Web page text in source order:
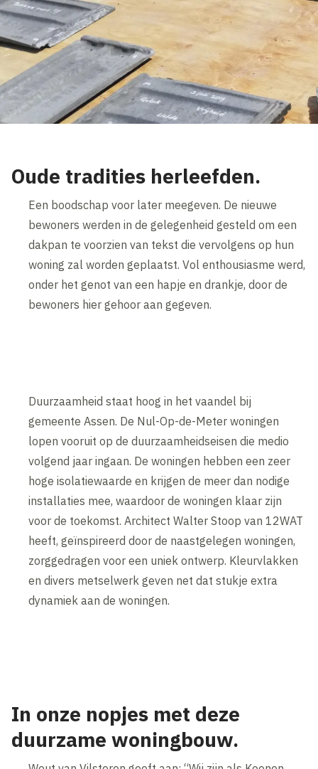
Oude tradities herleefden.
Een boodschap voor later meegeven. De nieuwe
bewoners werden in de gelegenheid gesteld om een
dakpan te voorzien van tekst die vervolgens op hun
woning zal worden geplaatst. Vol enthousiasme werd,
onder het genot van een hapje en drankje, door de
bewoners hier gehoor aan gegeven.
Duurzaamheid staat hoog in het vaandel bij
gemeente Assen. De Nul-Op-de-Meter woningen
lopen vooruit op de duurzaamheidseisen die medio
volgend jaar ingaan. De woningen hebben een zeer
hoge isolatiewaarde en krijgen de meer dan nodige
installaties mee, waardoor de woningen klaar zijn
voor de toekomst. Architect Walter Stoop van 12WAT
heeft, geïnspireerd door de naastgelegen woningen,
zorggedragen voor een uniek ontwerp. Kleurvlakken
en divers metselwerk geven net dat stukje extra
dynamiek aan de woningen.
In onze nopjes met deze
duurzame woningbouw.